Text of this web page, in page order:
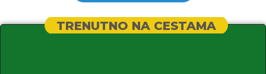
TRENUTNO NA CESTAMA